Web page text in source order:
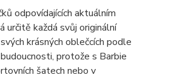
odpovídajících aktuálním
určitě každá svůj originální
krásných oblečcích podle
protože s Barbie
šatech nebo v